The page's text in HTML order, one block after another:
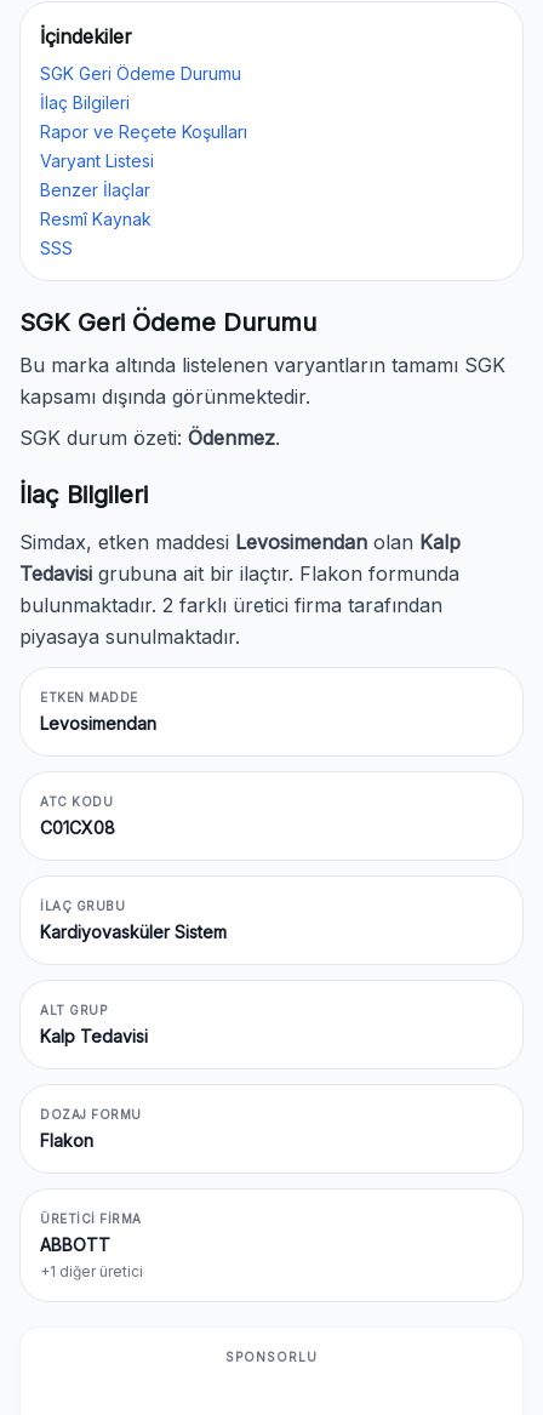
İçindekiler
SGK Geri Ödeme Durumu
İlaç Bilgileri
Rapor ve Reçete Koşulları
Varyant Listesi
Benzer İlaçlar
Resmî Kaynak
SSS
SGK Geri Ödeme Durumu
Bu marka altında listelenen varyantların tamamı SGK
kapsamı dışında görünmektedir.
SGK durum özeti: Ödenmez.
İlaç Bilgileri
Simdax, etken maddesi Levosimendan olan Kalp
Tedavisi grubuna ait bir ilaçtır. Flakon formunda
bulunmaktadır. 2 farklı üretici firma tarafından
piyasaya sunulmaktadır.
ETKEN MADDE
Levosimendan
ATC KODU
C01CX08
İLAÇ GRUBU
Kardiyovasküler Sistem
ALT GRUP
Kalp Tedavisi
DOZAJ FORMU
Flakon
ÜRETICI FIRMA
ABBOTT
+1 diğer üretici
SPONSORLU